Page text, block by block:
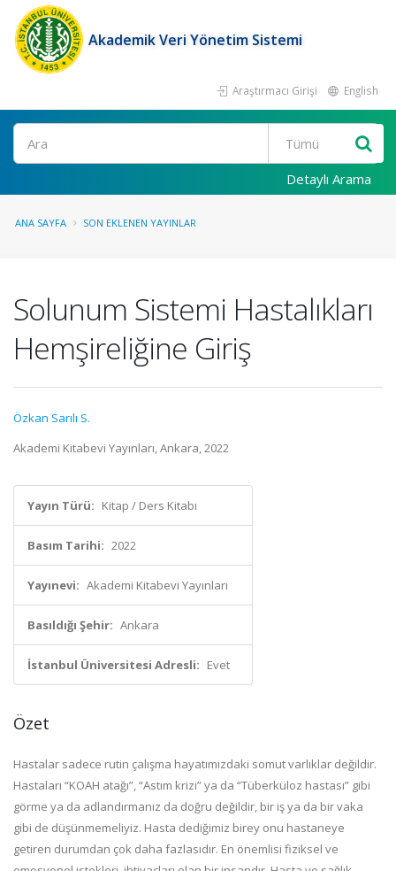
Akademik Veri Yönetim Sistemi
Araştırmacı Girişi English
Ara
Detaylı Arama
ANA SAYFA SON EKLENEN YAYINLAR
Solunum Sistemi Hastalıkları
Hemşireliğine Giriş
Özkan Sarılı S.
Akademi Kitabevi Yayınları, Ankara, 2022
Yayın Türü: Kitap / Ders Kitabı
Basım Tarihi: 2022
Yayınevi: Akademi Kitabevi Yayınları
Basıldığı Şehir: Ankara
İstanbul Üniversitesi Adresli: Evet
Özet
Hastalar sadece rutin çalışma hayatımızdaki somut varlıklar değildir.
Hastaları “KOAH atağı”, “Astım krizi” ya da “Tüberküloz hastası” gibi
görme ya da adlandırmanız da doğru değildir, bir iş ya da bir vaka
gibi de düşünmemeliyiz. Hasta dediğimiz birey onu hastaneye
getiren durumdan çok daha fazlasıdır. En önemlisi fiziksel ve